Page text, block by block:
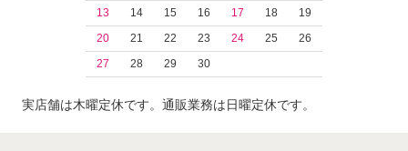
13
14 15 16 17 18
19
20
21 22 23 24 25
26
27
28 29 30
実店舗は木曜定休です。通販業務は日曜定休です。